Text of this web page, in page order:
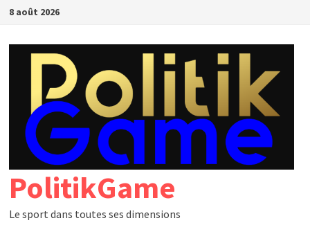
Passer
contenu
8 août 2026
PolitikGame
Le sport dans toutes ses dimensions